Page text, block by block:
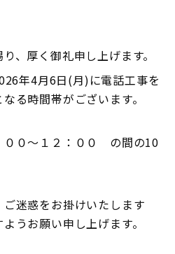
、厚く御礼申し上げます。
年4月6日(月)に電話工事を
る時間帯がございます。
０～１２：００ の間の10
迷惑をお掛けいたします
うお願い申し上げます。